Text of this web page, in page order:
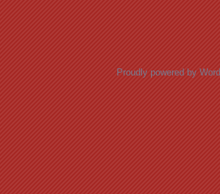
Proudly powered by